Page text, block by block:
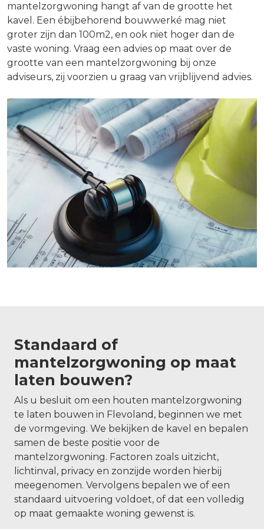
mantelzorgwoning hangt af van de grootte het
kavel. Een ébijbehorend bouwwerké mag niet
groter zijn dan 100m2, en ook niet hoger dan de
vaste woning. Vraag een advies op maat over de
grootte van een mantelzorgwoning bij onze
adviseurs, zij voorzien u graag van vrijblijvend advies.
Standaard of
mantelzorgwoning op maat
laten bouwen?
Als u besluit om een houten mantelzorgwoning
te laten bouwen in Flevoland, beginnen we met
de vormgeving. We bekijken de kavel en bepalen
samen de beste positie voor de
mantelzorgwoning. Factoren zoals uitzicht,
lichtinval, privacy en zonzijde worden hierbij
meegenomen. Vervolgens bepalen we of een
standaard uitvoering voldoet, of dat een volledig
op maat gemaakte woning gewenst is.